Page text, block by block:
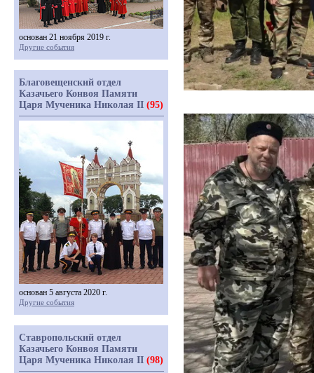
основан 21 ноября 2019 г.
Другие события
Благовещенский отдел
Казачьего Конвоя Памяти
Царя Мученика Николая II (95)
основан 5 августа 2020 г.
Другие события
Ставропольский отдел
Казачьего Конвоя Памяти
Царя Мученика Николая II (98)